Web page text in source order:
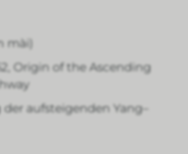
mài)
Origin of the Ascending
aufsteigenden Yang–